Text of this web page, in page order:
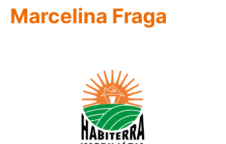
Marcelina Fraga